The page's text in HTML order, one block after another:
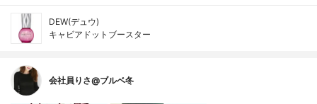
DEW(デュウ)
キャビアドットブースター
会社員りさ@ブルベ冬